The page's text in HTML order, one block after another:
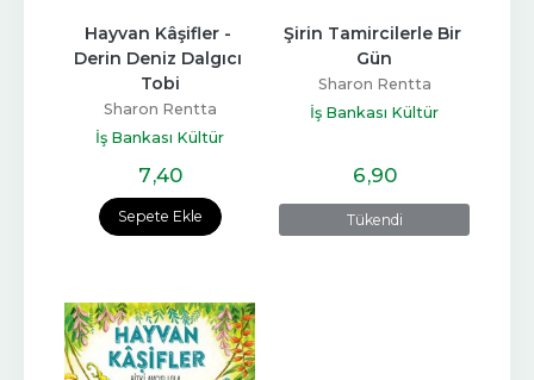
Sepete Ekle
Hayvan Kâşifler -
Derin Deniz Dalgıcı
Tobi
Sharon Rentta
İş Bankası Kültür
7,40
Tükendi
Şirin Tamircilerle Bir
Gün
Sharon Rentta
İş Bankası Kültür
6,90